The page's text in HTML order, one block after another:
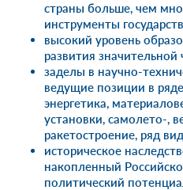
страны больше, чем
инструменты
высокий уровень
развития значительной
заделы в научно-
ведущие позиции в
энергетика,
установки, самолето-,
ракетостроение, ряд
историческое
накопленный
политический